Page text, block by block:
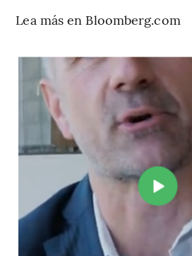
Lea más en Bloomberg.com